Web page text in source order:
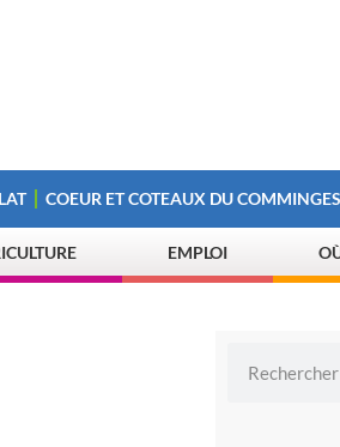
COEUR ET COTEAUX DU COMMINGES
EMPLOI